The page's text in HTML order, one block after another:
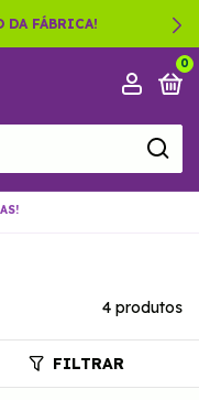
0
4 produtos
FILTRAR